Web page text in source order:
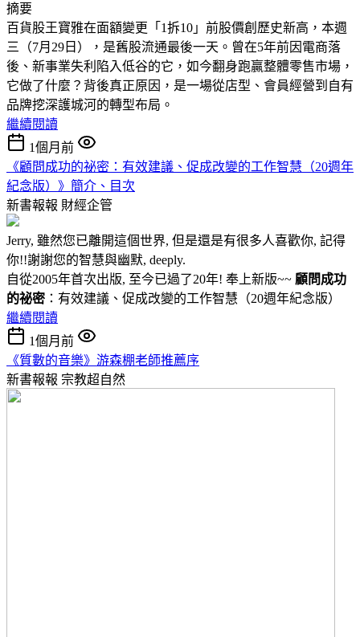
摘要
百貨股王寶雅在面額變更「1拆10」前股價創歷史新高，本週
三（7月29日），是舊股流通最後一天。曾在5年前因電商落
後、新事業失利陷入低谷的它，如今翻身跑贏整體零售市場，
它做了什麼？背後真正原因，是一場從店型、會員經營到自有
品牌挖深護城河的轉型布局。
繼續閱讀
1個月前
《顧問成功的祕密：有效建議、促成改變的工作智慧（20週年
紀念版）》簡介、目次
新書報報 財經企管
Jerry, 雖然您已離開這個世界, 但是還是有很多人喜歡你, 記得
你!!謝謝您的智慧與幽默, deeply.
自從2005年首次出版, 至今已過了20年! 奉上新版~~ 顧問成功
的祕密 ：有效建議、促成改變的工作智慧（20週年紀念版）
繼續閱讀
1個月前
《質數的音樂》游森棚老師推薦序
新書報報 宗教超自然